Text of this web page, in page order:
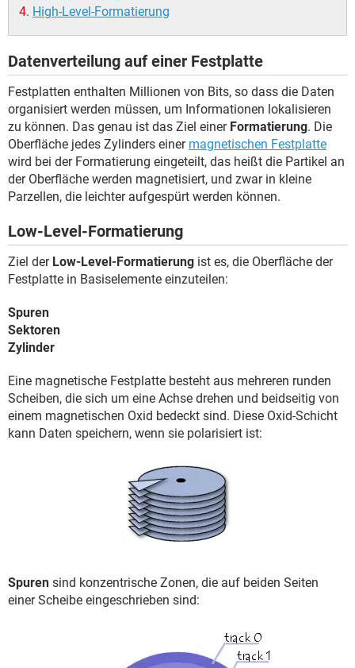
High-Level-Formatierung
Datenverteilung auf einer Festplatte
Festplatten enthalten Millionen von Bits, so dass die Daten
organisiert werden müssen, um Informationen lokalisieren
zu können. Das genau ist das Ziel einer Formatierung. Die
Oberfläche jedes Zylinders einer magnetischen Festplatte
wird bei der Formatierung eingeteilt, das heißt die Partikel an
der Oberfläche werden magnetisiert, und zwar in kleine
Parzellen, die leichter aufgespürt werden können.
Low-Level-Formatierung
Ziel der Low-Level-Formatierung ist es, die Oberfläche der
Festplatte in Basiselemente einzuteilen:
Spuren
Sektoren
Zylinder
Eine magnetische Festplatte besteht aus mehreren runden
Scheiben, die sich um eine Achse drehen und beidseitig von
einem magnetischen Oxid bedeckt sind. Diese Oxid-Schicht
kann Daten speichern, wenn sie polarisiert ist:
Spuren sind konzentrische Zonen, die auf beiden Seiten
einer Scheibe eingeschrieben sind: